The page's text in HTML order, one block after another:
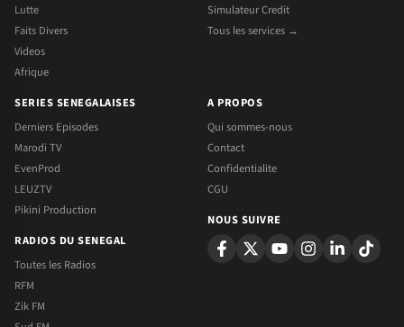
Lutte
Faits Divers
Videos
Afrique
Simulateur Credit
Tous les services →
SERIES SENEGALAISES
Derniers Episodes
Marodi TV
EvenProd
LEUZTV
Pikini Production
RADIOS DU SENEGAL
Toutes les Radios
RFM
Zik FM
A PROPOS
Qui sommes-nous
Contact
Confidentialite
CGU
NOUS SUIVRE